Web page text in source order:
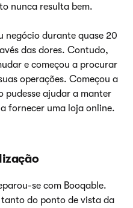
nunca resulta bem.
negócio durante quase 20
das dores. Contudo,
e começou a procurar
operações. Começou a
pudesse ajudar a manter
fornecer uma loja online.
se com Booqable.
do ponto de vista da